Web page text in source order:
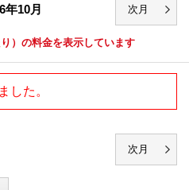
年10月
り）の料金を表示しています
した。